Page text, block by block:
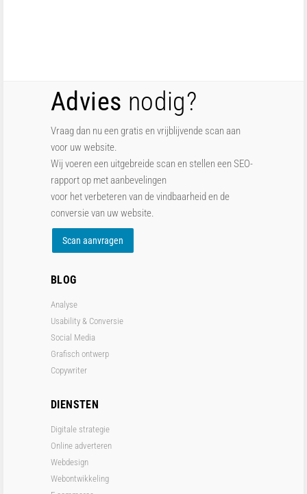
Advies nodig?
Vraag dan nu een gratis en vrijblijvende scan aan
voor uw website.
Wij voeren een uitgebreide scan en stellen een SEO-
rapport op met aanbevelingen
voor het verbeteren van de vindbaarheid en de
conversie van uw website.
Scan aanvragen
BLOG
Analyse
Usability & Conversie
Social Media
Grafisch ontwerp
Copywriter
DIENSTEN
Digitale strategie
Online adverteren
Webdesign
Webontwikkeling